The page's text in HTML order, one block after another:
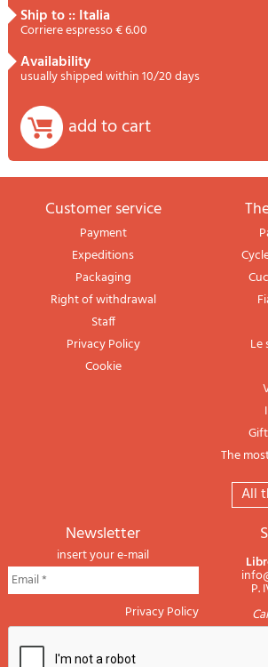
ship to :: Italia
Corriere espresso € 6.00
availability
usually shipped within 10/20 days
add to cart
Customer service
Payment
Expeditions
Packaging
Right of withdrawal
Staff
Privacy Policy
Cookie
Le
The
newsletter
insert your e-mail
Privacy Policy
P.